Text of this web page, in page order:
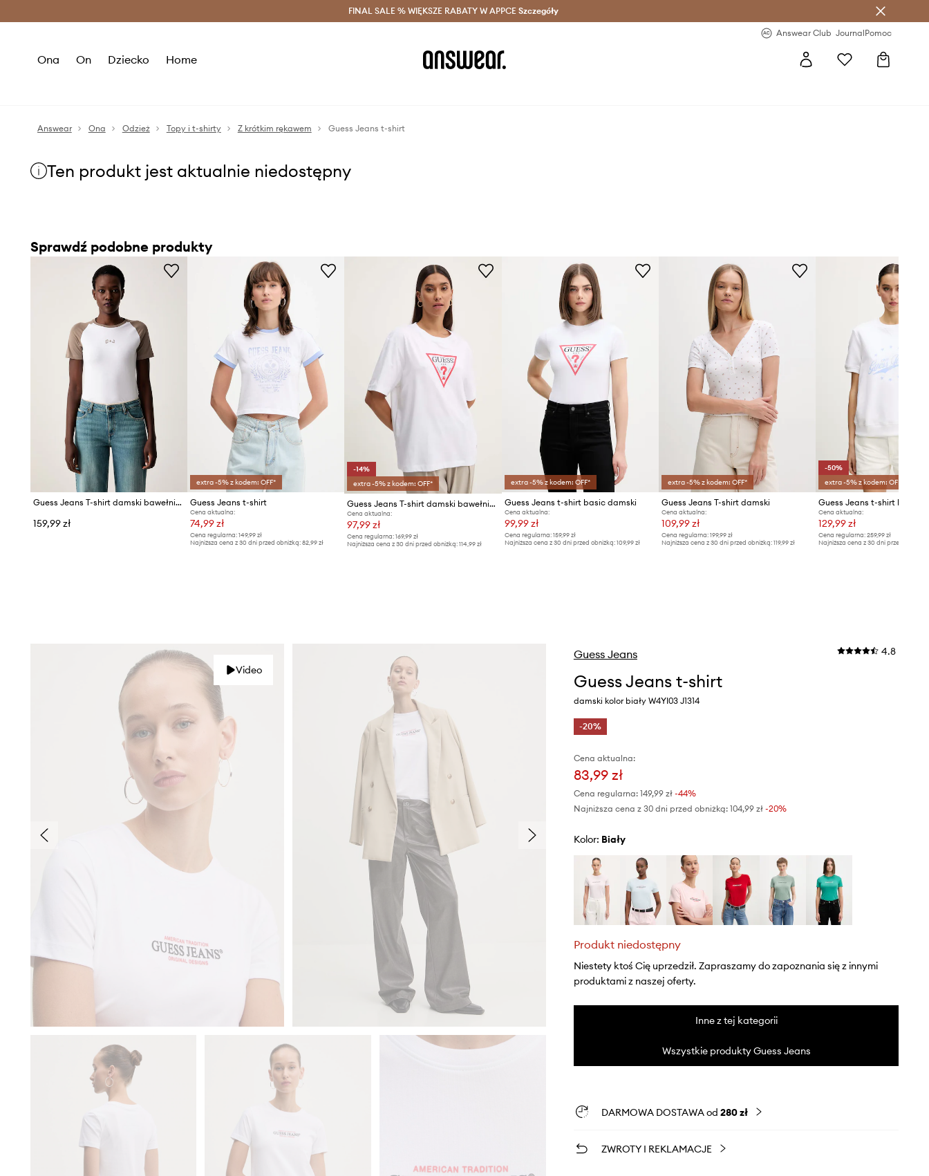
Oszczędzaj z Answear Club > Dostawa nawet w 24h >
FINAL SALE % WIĘKSZE RABATY W APPCE Szczegóły
Answear Club JournalPomoc
Ona On Dziecko Home
Answear Ona Odzież Topy i t-shirty Z krótkim rękawem Guess Jeans t-shirt
Ten produkt jest aktualnie niedostępny
Sprawdź podobne produkty
Guess Jeans T-shirt damski bawełniany z elastanem
159,99 zł
extra -5% z kodem: OFF*
Guess Jeans t-shirt
Cena aktualna:
74,99 zł
Cena regularna:149,99 zł
Najniższa cena z 30 dni przed obniżką:82,99 zł
-14%
extra -5% z kodem: OFF*
Guess Jeans T-shirt damski bawełniany
Cena aktualna:
97,99 zł
Cena regularna: 169,99 zł
Najniższa cena z 30 dni przed obniżką: 114,99 zł
extra -5% z kodem: OFF*
Guess Jeans t-shirt basic damski
Cena aktualna:
99,99 zł
Cena regularna: 159,99 zł
Najniższa cena z 30 dni przed obniżką: 109,99 zł
extra -5% z kodem: OFF*
Guess Jeans T-shirt damski
Cena aktualna:
109,99 zł
Cena regularna:199,99 zł
Najniższa cena z 30 dni przed obniżką:119,99 zł
-50%
extra -5% z kodem: OFF*
Guess Jeans t-shirt
Cena aktualna:
129,99 zł
Cena regularna: 259,99 zł
Najniższa cena z 30 dni przed obniżką:
Video
Guess Jeans 4.8
Guess Jeans t-shirt
damski kolor biały W4YI03 J1314
-20%
Cena aktualna:
83,99 zł
Cena regularna: 149,99 zł-44%
Najniższa cena z 30 dni przed obniżką: 104,99 zł -20%
Kolor: biały
Produkt niedostępny
Niestety ktoś Cię uprzedził. Zapraszamy do zapoznania się z innymi
produktami z naszej oferty.
Inne z tej kategorii
Wszystkie produkty Guess Jeans
DARMOWA DOSTAWA od 280 zł
ZWROTY I REKLAMACJE